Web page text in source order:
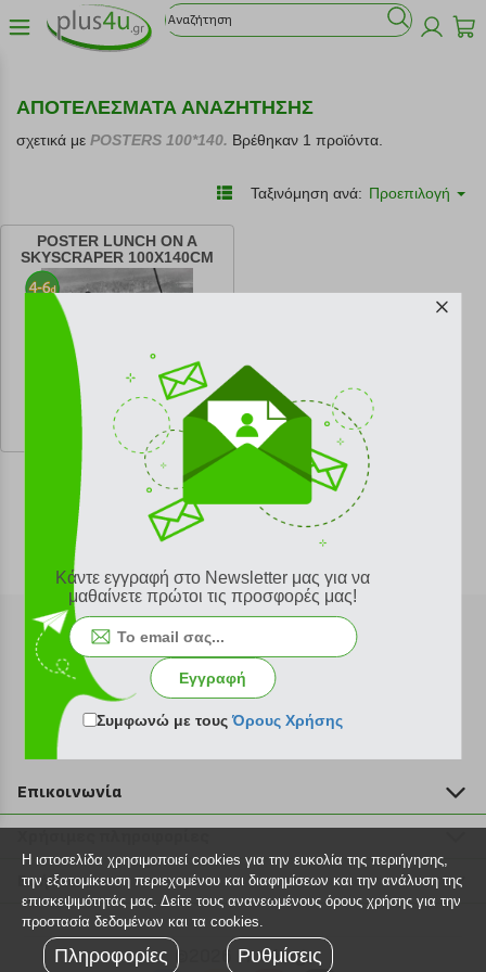
ΑΠΟΤΕΛΕΣΜΑΤΑ ΑΝΑΖΗΤΗΣΗΣ
σχετικά με POSTERS 100*140. Βρέθηκαν 1 προϊόντα.
Ταξινόμηση ανά: Προεπιλογή
POSTER LUNCH ON A
SKYSCRAPER 100X140CM
κωδ. 104011462
16.80 €
Ελάχιστη 30 ημερών 21.00 €
Προτεινόμενη λιανική 21.00 €
Εγγραφή στο newsletter
Επικοινωνία
211 2000 700
info@plus4u.gr
Η εταιρία
Σημεία παραλαβής
Ευκαιρίες καριέρας
Όροι χρήσης
Βοήθεια
Εξέλιξη παραγγελίας
Τρόποι παραγγελίας©2026 Plus4u.gr
Κάντε εγγραφή στο Newsletter μας για να
μαθαίνετε πρώτοι τις προσφορές μας!
Εγγραφή
Συμφωνώ με τουςΌρους Χρήσης
Η ιστοσελίδα χρησιμοποιεί cookies για την ευκολία της περιήγησης,
την εξατομίκευση περιεχομένου και διαφημίσεων και την ανάλυση της
επισκεψιμότητάς μας. Δείτε τους ανανεωμένους όρους χρήσης για την
προστασία δεδομένων και τα cookies.
Πληροφορίες Ρυθμίσεις